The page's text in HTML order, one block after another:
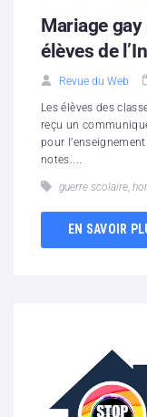
Mariage
élèves de
Revue du Web
Les élèves des
reçu un
pour
notes....
guerre scolaire,
EN SAVOIR